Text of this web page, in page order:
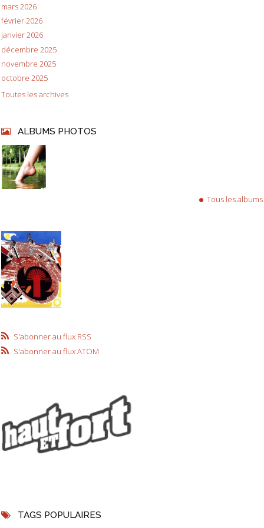
mars 2026
février 2026
janvier 2026
décembre 2025
novembre 2025
octobre 2025
Toutes les archives
ALBUMS PHOTOS
Tous les albums
S'abonner au flux RSS
S'abonner au flux ATOM
TAGS POPULAIRES